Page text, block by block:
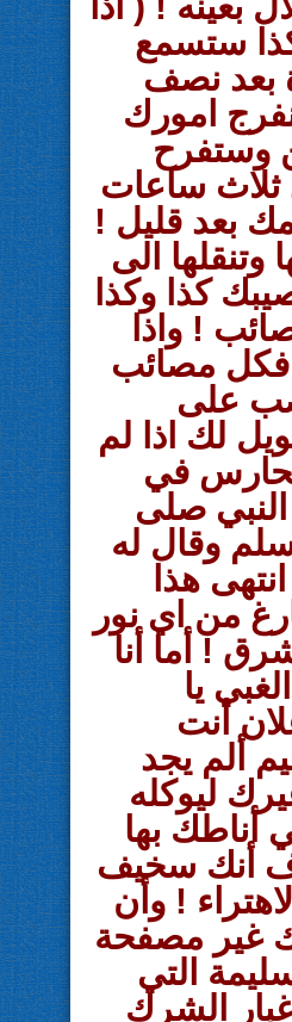
ستسمع
بعد نصف
امورك
وستفرح
ثلاث ساعات
بعد قليل !
وتنقلها الى
كذا وكذا
! واذا
فكل مصائب
على
لك اذا لم
في
صلى
وقال له
هذا
من اي نور
! أما أنا
يا
أنت
ألم يجد
ليوكله
أناطك بها
أنك سخيف
! وأن
غير مصفحة
التي
الشرك